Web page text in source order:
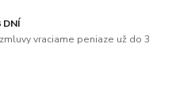
DNÍ
vraciame peniaze už do 3